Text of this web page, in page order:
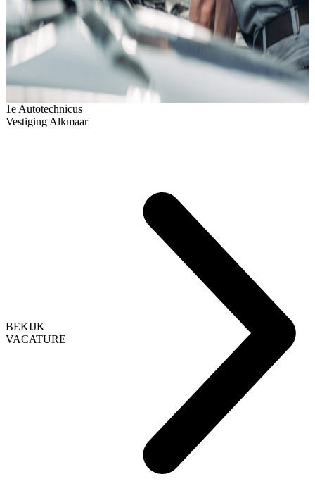
1e Autotechnicus
Vestiging Alkmaar
BEKIJK
VACATURE